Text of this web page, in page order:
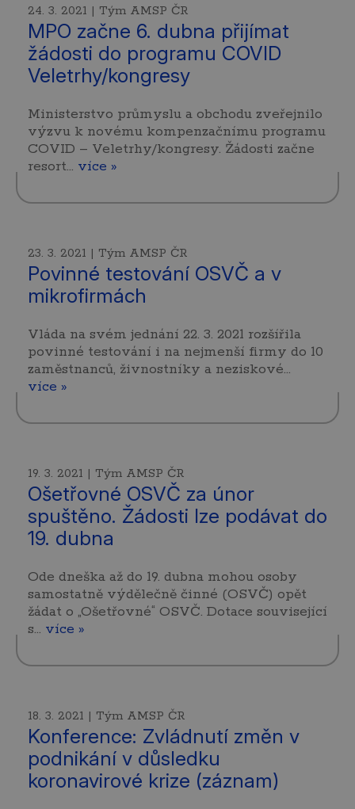
24. 3. 2021 | Tým AMSP ČR
MPO začne 6. dubna přijímat
žádosti do programu COVID
Veletrhy/kongresy
Ministerstvo průmyslu a obchodu zveřejnilo
výzvu k novému kompenzačnímu programu
COVID – Veletrhy/kongresy. Žádosti začne
resort… více »
23. 3. 2021 | Tým AMSP ČR
Povinné testování OSVČ a v
mikrofirmách
Vláda na svém jednání 22. 3. 2021 rozšířila
povinné testování i na nejmenší firmy do 10
zaměstnanců, živnostníky a neziskové…
více »
19. 3. 2021 | Tým AMSP ČR
Ošetřovné OSVČ za únor
spuštěno. Žádosti lze podávat do
19. dubna
Ode dneška až do 19. dubna mohou osoby
samostatně výdělečně činné (OSVČ) opět
žádat o „Ošetřovné“ OSVČ. Dotace související
s… více »
18. 3. 2021 | Tým AMSP ČR
Konference: Zvládnutí změn v
podnikání v důsledku
koronavirové krize (záznam)